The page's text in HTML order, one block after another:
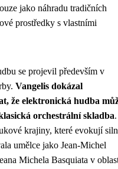
jako náhradu tradičních
prostředky s vlastními
se projevil především v
Vangelis dokázal
že elektronická hudba
orchestrální skladba.
krajiny, které evokují
umělce jako Jean-Michel
Michela Basquiata v